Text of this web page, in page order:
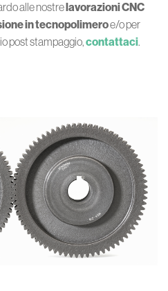
alle nostre lavorazioni CNC
in tecnopolimeroe/o per
post stampaggio,contattaci.